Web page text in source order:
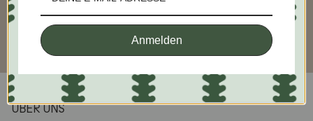
ÜBER UNS
Anmelden